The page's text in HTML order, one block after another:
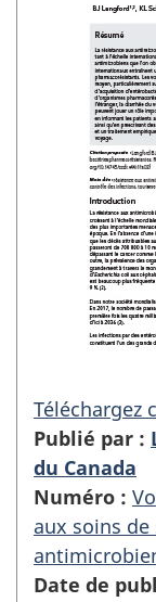
Téléchargez
Publié par :
du Canada
Numéro :
aux soins
Date de